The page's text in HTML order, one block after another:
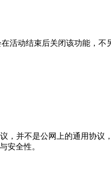
活动结束后关闭该功能，不
，并不是公网上的通用协
安全性。